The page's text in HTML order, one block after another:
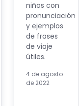
niños con
pronunciación
y ejemplos
de frases
de viaje
útiles.
4 de agosto
de 2022